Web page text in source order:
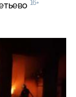
16+